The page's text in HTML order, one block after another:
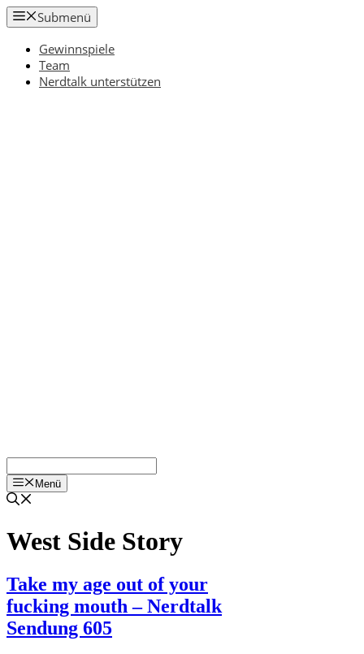
Zum
Inhalt
springen
Submenü
Gewinnspiele
Team
Nerdtalk unterstützen
Menü
West Side Story
Take my age out of your
fucking mouth – Nerdtalk
Sendung 605